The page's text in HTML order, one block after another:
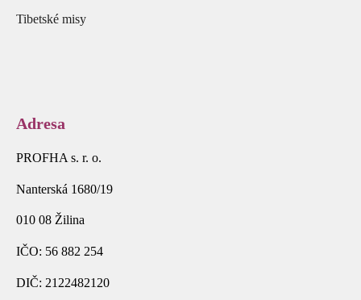
Tibetské misy
Adresa
PROFHA s. r. o.
Nanterská 1680/19
010 08 Žilina
IČO: 56 882 254
DIČ: 2122482120